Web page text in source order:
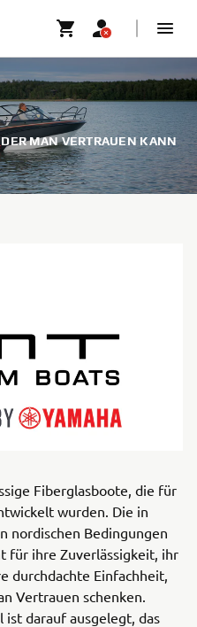
MAN VERTRAUEN KANN
Fiberglasboote, die für
wurden. Die in
nordischen Bedingungen
für ihre Zuverlässigkeit, ihr
durchdachte Einfachheit,
Vertrauen schenken.
ist darauf ausgelegt, das